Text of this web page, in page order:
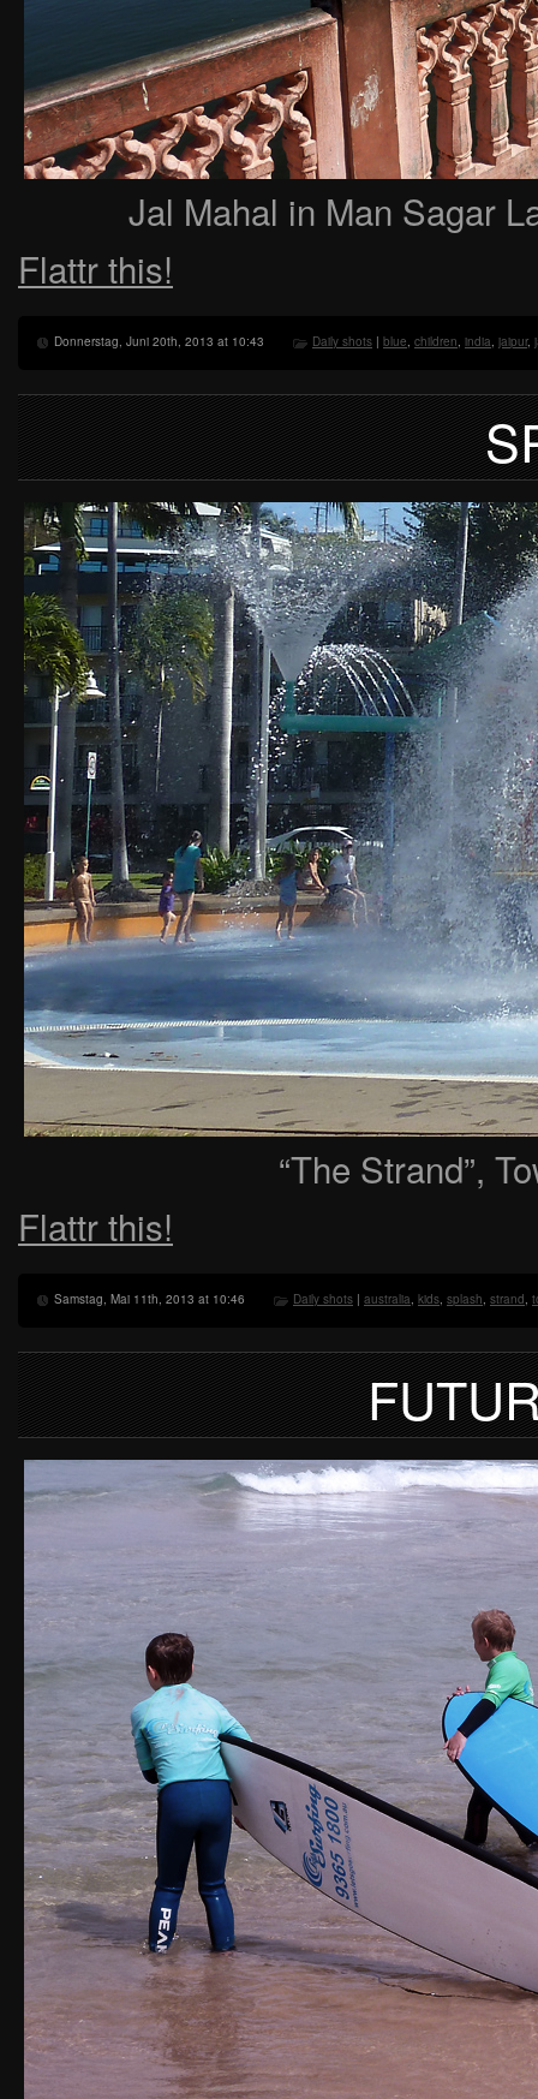
Jal Mahal in Man Sagar
Flattr this!
Donnerstag, Juni 20th, 2013 at 10:43 Daily shots | blue, children, india, jaipur,
“The Strand”,
Flattr this!
Samstag, Mai 11th, 2013 at 10:46 Daily shots | australia, kids, splash, strand,